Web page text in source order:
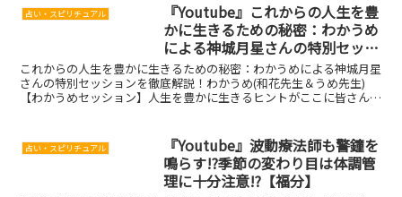
占い・スピリチュアル
『Youtube』これからの人生を豊
かに生きるための秘密：わかうめ
による神城月星さんの特別セッシ
ョンを徹底解説！
これからの人生を豊かに生きるための秘密：わかうめによる神城月星
さんの特別セッションを徹底解説！わかうめ(和花先生＆うめ先生)
【わかうめセッション】人生を豊かに生きるヒントがここに皆さん
占い・スピリチュアル
『Youtube』波動療法師も警鐘を
鳴らす!?季節の変わり目は体調管
理に十分注意!?【福分】